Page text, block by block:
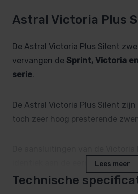
Astral Victoria Plus
De Astral Victoria Plus Silent
vervangen de Sprint, Victoria
serie.
De Astral Victoria Plus Silent
toch zeer hoog presterende
identiek aan de eerdere
Victoria-serie.
Lees meer
Technische